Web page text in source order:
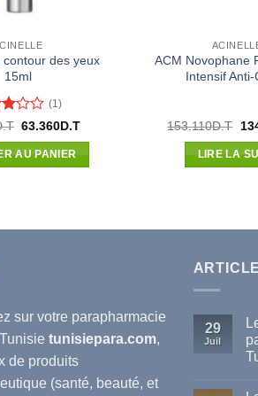
contour des yeux
15ml
3
(1)
Le
initial
était :
63.360D.TLe
AU PANIER
ACM Novophane
Intensif Anti-
153.110D.T
Le
LIRE LA
sur votre parapharmacie
tunisiepara.com,
de produits
(santé, beauté, et
29
Juil